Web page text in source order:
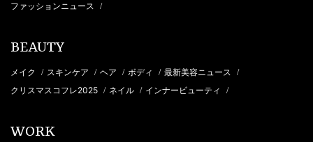
ファッションニュース /
BEAUTY
メイク / スキンケア / ヘア / ボディ / 最新美容ニュース /
クリスマスコフレ2025 / ネイル / インナービューティ /
WORK